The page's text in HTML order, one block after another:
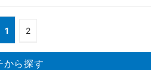
1 2
から探す